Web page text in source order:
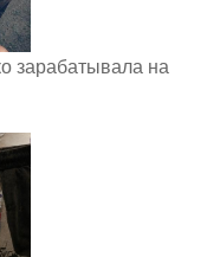
зарабатывала на